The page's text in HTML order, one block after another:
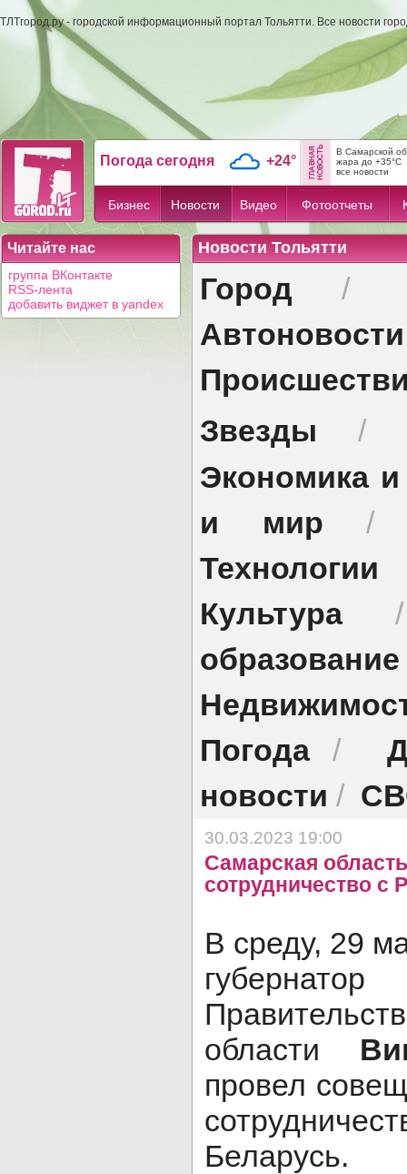
ТЛТгород.ру - городской информационный портал Тольятти. Все новости
Погода сегодня +24°
В Самарской
жара до +35°C
все новости
Бизнес Новости Видео Фотоотчеты
Читайте нас
группа ВКонтакте
RSS-лента
добавить виджет в yandex
Новости Тольятти
Город /
Автоновости
Звезды /
Экономика
и мир
Технологии
Культура
образование
Погода/
новости /
30.03.2023 19:00
Самарская
сотрудничество с
В среду, 29
области
провел
Беларусь.